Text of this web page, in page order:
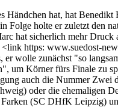
Händchen hat, hat Benedikt
Folge holte er zuletzt den
hat sicherlich mehr Druck
https: www.suedost-
er wolle zunächst "so
um Körner fürs Finale zu
auch die Nummer Zwei
oder die ehemaligen
(SC DHfK Leipzig)